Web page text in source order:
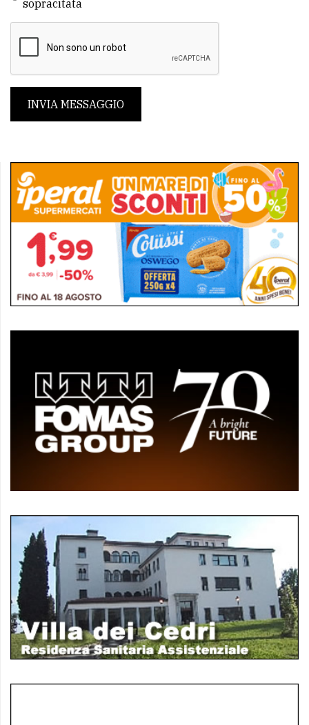
sopracitata
INVIA MESSAGGIO